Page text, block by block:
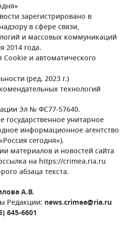
зарегистрировано в
в сфере связи,
и массовых коммуникаций
2014 года.
и автоматического
(ред. 2023 г.)
технологий
Эл № ФС77-57640.
государственное унитарное
информационное агентство
сегодня»).
материалов и новостей сайта
на https://crimea.ria.ru
абзаца текста.
А.В.
Редакции: news.crimea@ria.ru
645-6601